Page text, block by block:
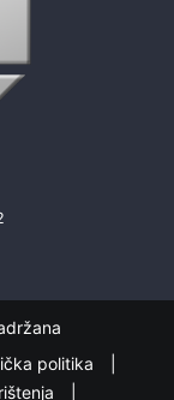
politika